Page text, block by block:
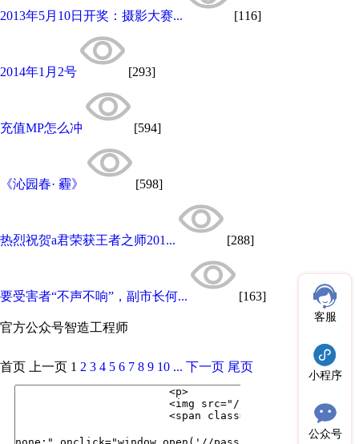
2013年5月10日开奖：摄影大赛... [116]
2014年1月2号 [293]
充值MP怎么冲 [594]
《沁园春· 霾》 [598]
热烈祝贺a君荣获王者之师201... [288]
要受害者“不声不响”，副市长何... [163]
官方公众号智造工程师
客服
小程序
公众号
首页 上一页 1 2 3 4 5 6 7 8 9 10 ... 下一页 尾页